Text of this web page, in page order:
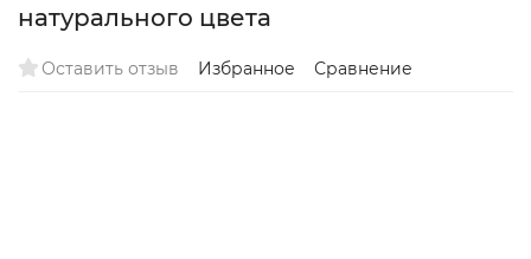
натурального цвета
Оставить отзыв Избранное Сравнение